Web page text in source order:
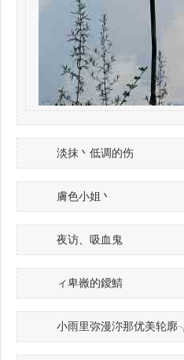
淡抹丶低调的伤
膚色小姐丶
夜访、吸血鬼
ィ卑嶶的鑀鯖
小雨里弥漫沵那优美轮廓╮